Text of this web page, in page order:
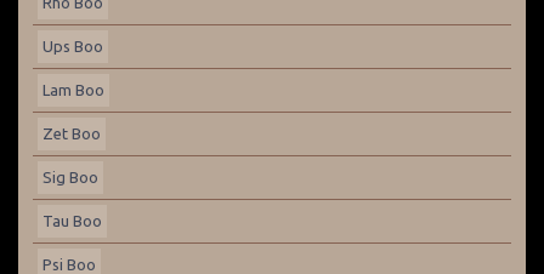
Ups Boo
Lam Boo
Zet Boo
Sig Boo
Tau Boo
Psi Boo